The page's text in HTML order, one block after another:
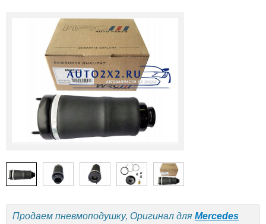
Продаем пневмоподушку, Оригинал для Mercedes